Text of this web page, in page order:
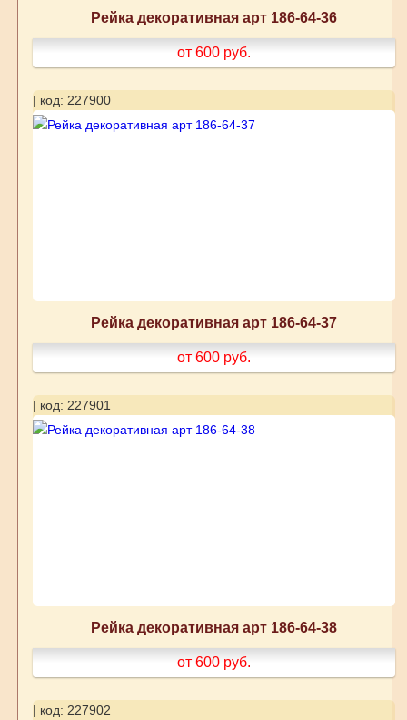
Рейка декоративная арт 186-64-36
от 600 руб.
| код: 227900
Рейка декоративная арт 186-64-37
от 600 руб.
| код: 227901
Рейка декоративная арт 186-64-38
от 600 руб.
| код: 227902